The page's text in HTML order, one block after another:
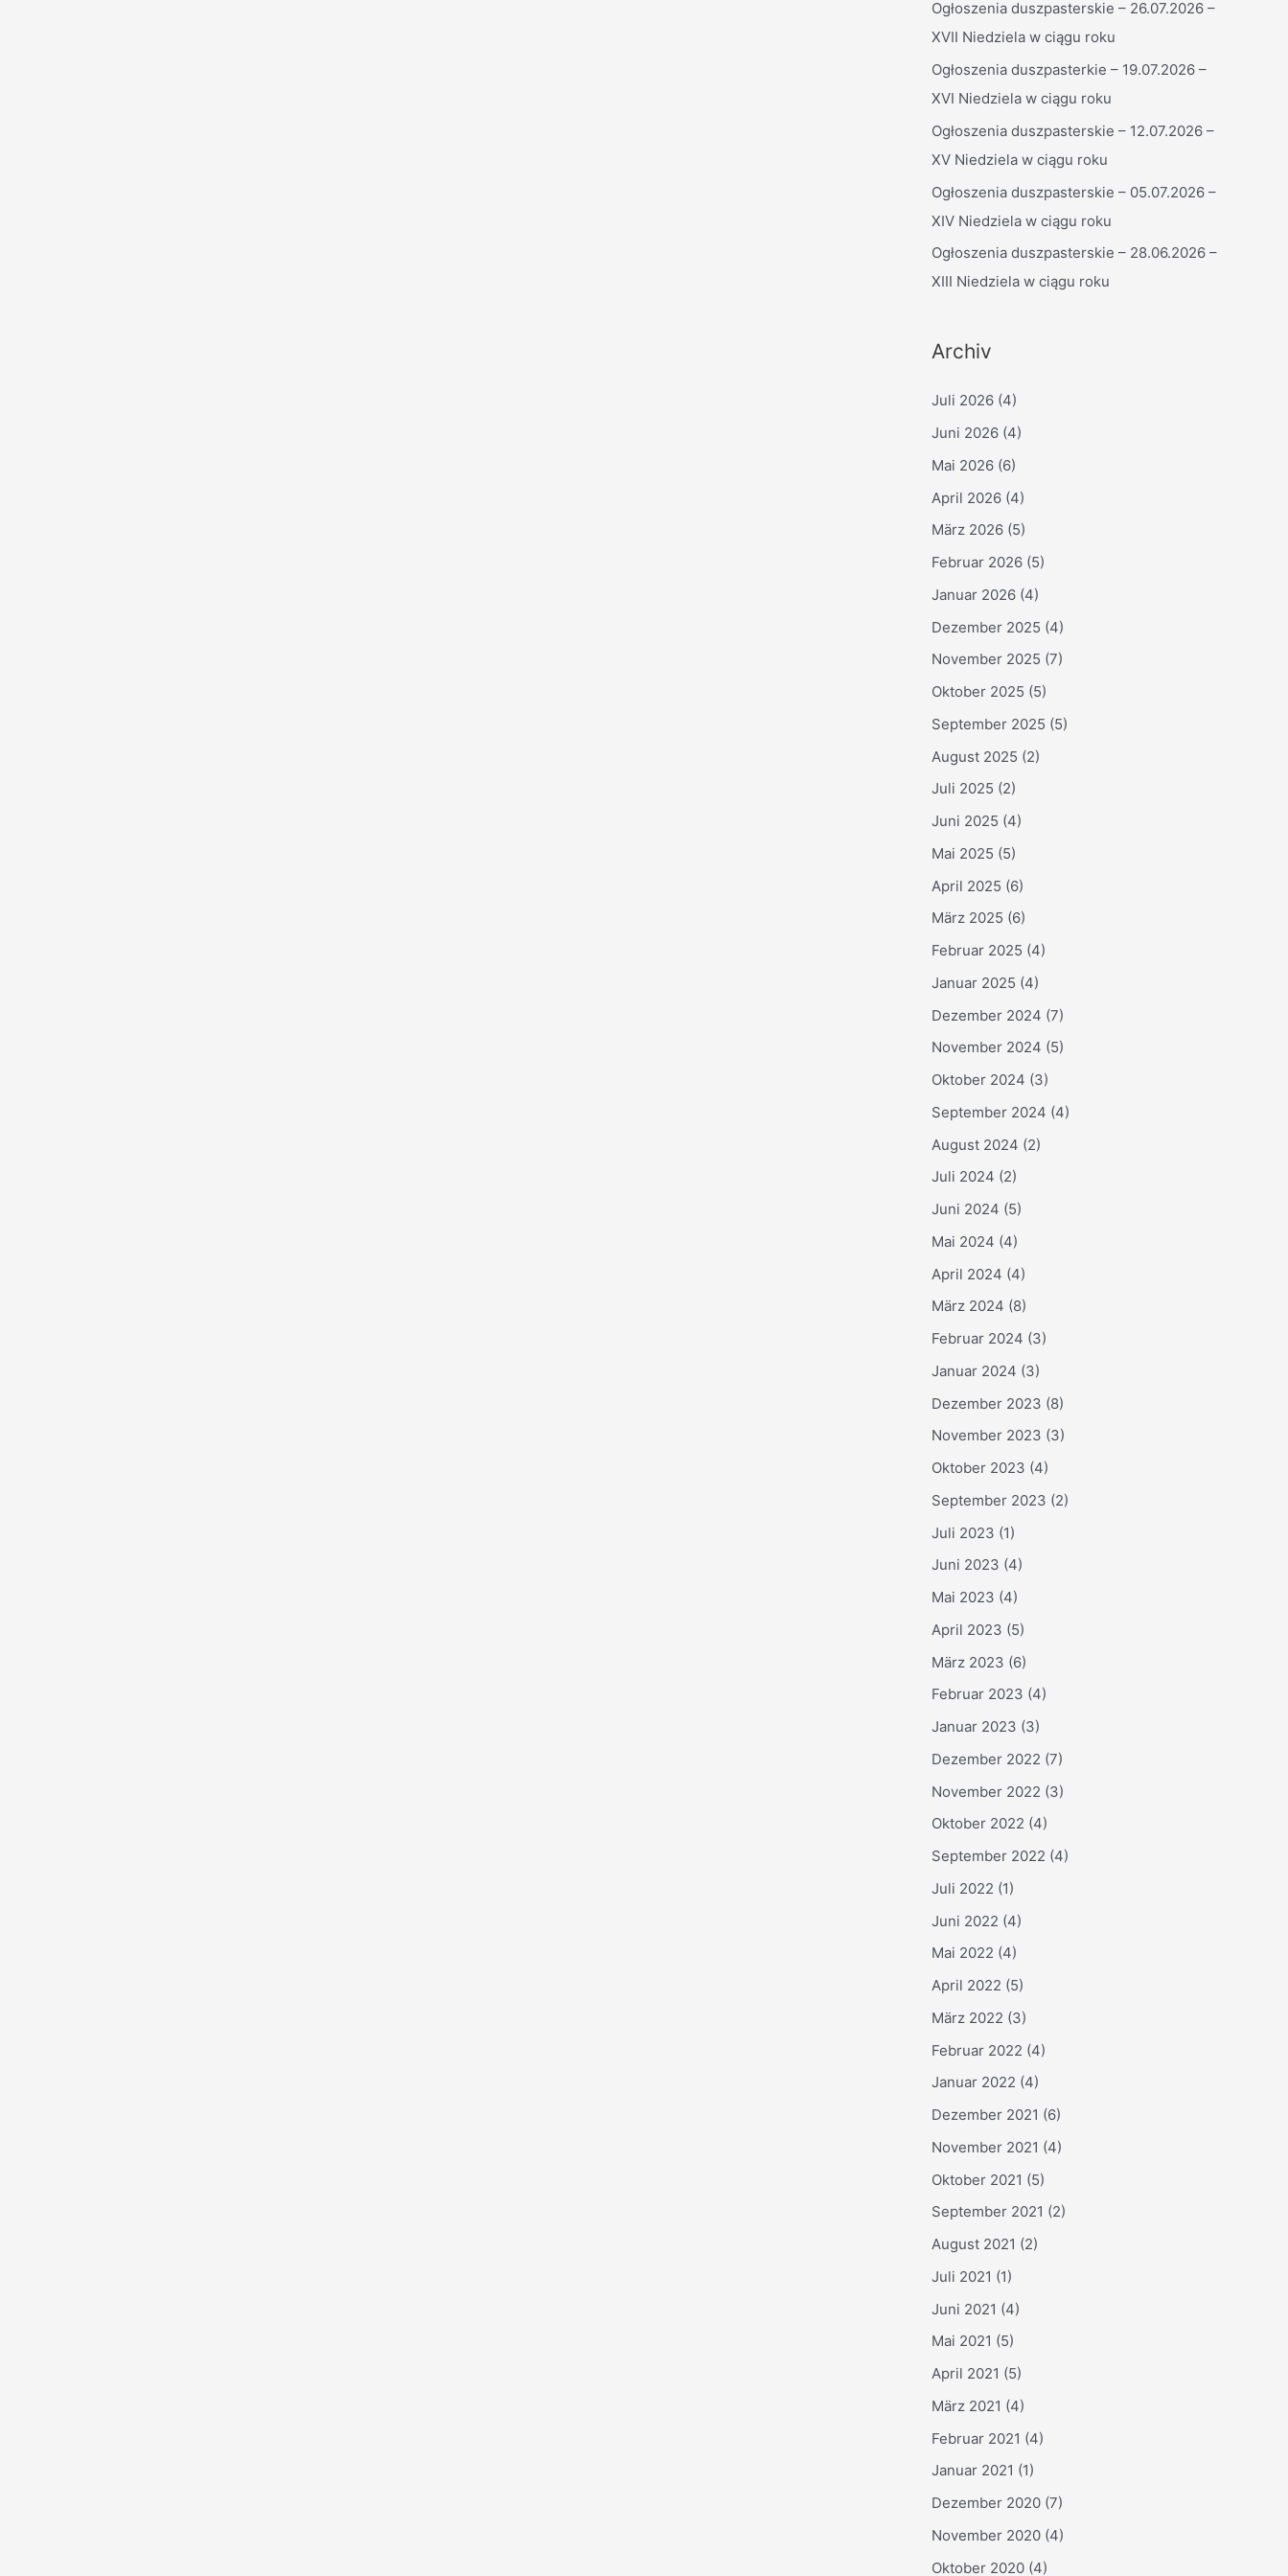
n
n
a
c
h
:
Ogłoszenia duszpasterskie – 26.07.2026 –
XVII Niedziela w ciągu roku
Ogłoszenia duszpasterkie – 19.07.2026 –
XVI Niedziela w ciągu roku
Ogłoszenia duszpasterskie – 12.07.2026 –
XV Niedziela w ciągu roku
Ogłoszenia duszpasterskie – 05.07.2026 –
XIV Niedziela w ciągu roku
Ogłoszenia duszpasterskie – 28.06.2026 –
XIII Niedziela w ciągu roku
Archiv
Juli 2026 (4)
Juni 2026 (4)
Mai 2026 (6)
April 2026 (4)
März 2026 (5)
Februar 2026 (5)
Januar 2026 (4)
Dezember 2025 (4)
November 2025 (7)
Oktober 2025 (5)
September 2025 (5)
August 2025 (2)
Juli 2025 (2)
Juni 2025 (4)
Mai 2025 (5)
April 2025 (6)
März 2025 (6)
Februar 2025 (4)
Januar 2025 (4)
Dezember 2024 (7)
November 2024 (5)
Oktober 2024 (3)
September 2024 (4)
August 2024 (2)
Juli 2024 (2)
Juni 2024 (5)
Mai 2024 (4)
April 2024 (4)
März 2024 (8)
Februar 2024 (3)
Januar 2024 (3)
Dezember 2023 (8)
November 2023 (3)
Oktober 2023 (4)
September 2023 (2)
Juli 2023 (1)
Juni 2023 (4)
Mai 2023 (4)
April 2023 (5)
März 2023 (6)
Februar 2023 (4)
Januar 2023 (3)
Dezember 2022 (7)
November 2022 (3)
Oktober 2022 (4)
September 2022 (4)
Juli 2022 (1)
Juni 2022 (4)
Mai 2022 (4)
April 2022 (5)
März 2022 (3)
Februar 2022 (4)
Januar 2022 (4)
Dezember 2021 (6)
November 2021 (4)
Oktober 2021 (5)
September 2021 (2)
August 2021 (2)
Juli 2021 (1)
Juni 2021 (4)
Mai 2021 (5)
April 2021 (5)
März 2021 (4)
Februar 2021 (4)
Januar 2021 (1)
Dezember 2020 (7)
November 2020 (4)
Oktober 2020 (4)